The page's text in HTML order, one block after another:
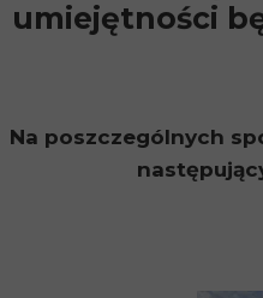
umiejętności
Na poszczególnych